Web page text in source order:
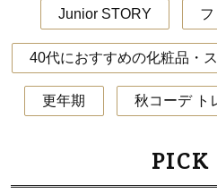
Junior STORY
更年期 秋コーデ ト
PICK